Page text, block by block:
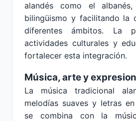
alandés como el
bilingüismo y facilitando la
diferentes ámbitos. La
actividades culturales y
fortalecer esta integración.
Música, arte y
La música tradicional
melodías suaves y letras
se combina con la